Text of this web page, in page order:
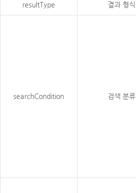
resultType 결과 형식
searchCondition 검색 분류